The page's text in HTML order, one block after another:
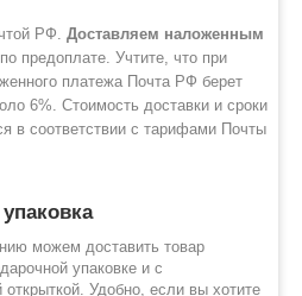
РФ. Доставляем наложенным
предоплате. Учтите, что при
платежа Почта РФ берет
6%. Стоимость доставки и сроки
в соответствии с тарифами Почты
можем доставить товар
упаковке и с
открыткой. Удобно, если вы хотите